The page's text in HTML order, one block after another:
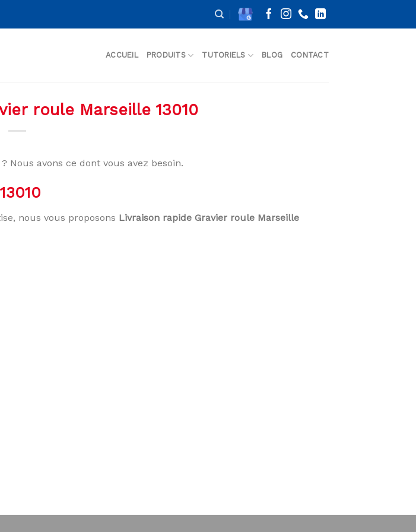
ACCUEIL PRODUITS TUTORIELS BLOG CONTACT
roule Marseille 13010
? Nous avons ce dont vous avez besoin.
nous vous proposons Livraison rapide Gravier roule Marseille